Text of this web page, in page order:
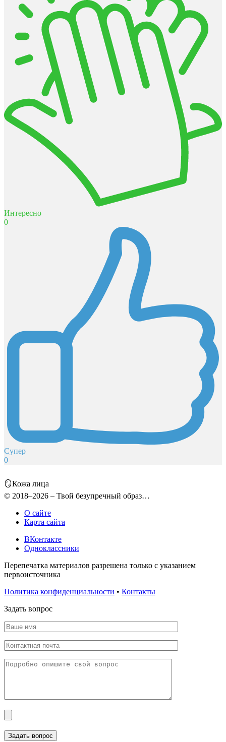
Интересно
0
Супер
0
🪞Кожа лица
© 2018–2026 – Твой безупречный образ…
О сайте
Карта сайта
ВКонтакте
Одноклассники
Перепечатка материалов разрешена только с указанием
первоисточника
Политика конфиденциальности • Контакты
Задать вопрос